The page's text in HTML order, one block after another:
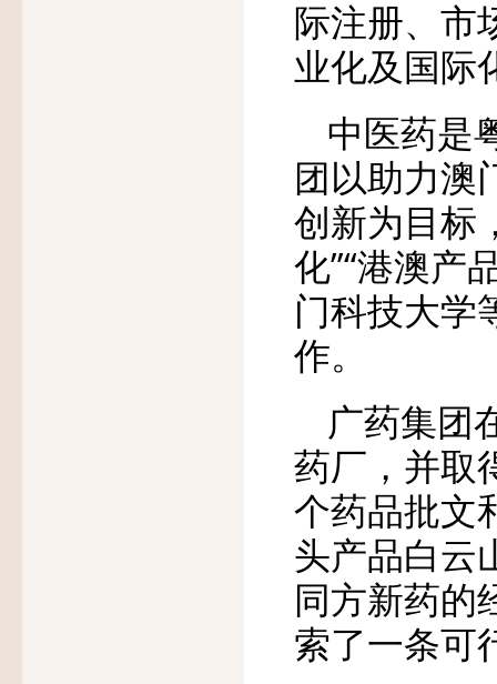
际注册、市
业化及国际
中医药是
团以助力澳
创新为目标
化”“港澳产
门科技大学
作。
广药集团
药厂，并取
个药品批文
头产品白云
同方新药的
索了一条可